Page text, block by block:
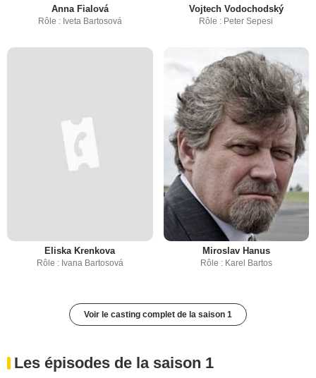
Anna Fialová
Rôle : Iveta Bartosová
Vojtech Vodochodský
Rôle : Peter Sepesi
Eliska Krenkova
Rôle : Ivana Bartosová
Miroslav Hanus
Rôle : Karel Bartos
Voir le casting complet de la saison 1
Les épisodes de la saison 1